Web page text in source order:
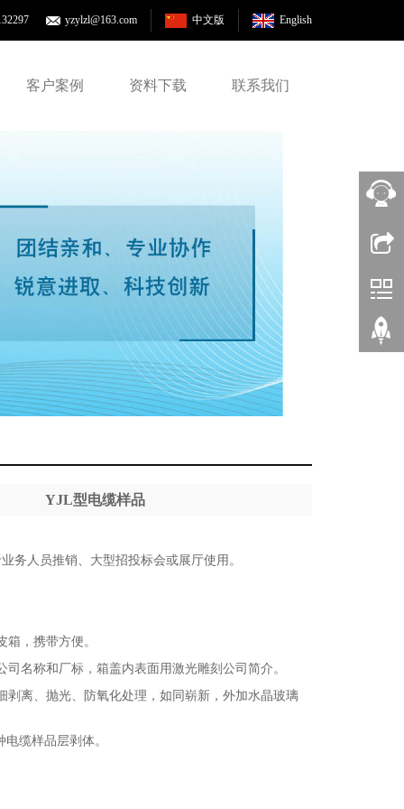
English
中文版
yzylzl@163.com
客户案例 资料下载 联系我们
YJL型电缆样品
务人员推销、大型招投标会或展厅使用。
箱，携带方便。
司名称和厂标，箱盖内表面用激光雕刻公司简介。
剥离、抛光、防氧化处理，如同崭新，外加水晶玻璃
缆样品层剥体。